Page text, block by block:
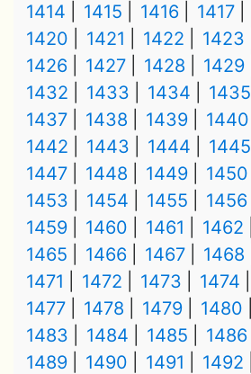
1414
1415 1416 1417
1420
1421 1422 1423
1426
1427 1428 1429
1432
1433 1434 1435
1437
1438 1439 1440
1442
1443 1444 1445
1447
1448 1449 1450
1453
1454 1455 1456
1459
1460 1461 1462
1465
1466 1467 1468
1471
1472 1473 1474
1477
1478 1479 1480
1483
1484 1485 1486
1489
1490 1491 1492